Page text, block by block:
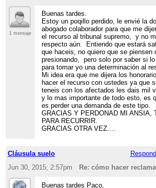
1 mensaje
Buenas tardes.
Estoy un poqillo perdido, le envié la
abogado colaborador para que me
el recurso al tribunal supremo, y no
respecto aún. Entiendo que estará
que haceis, no quiero que se piensen
presionando, pero solo por saber si
para tomar yo una determinación al
Mi idea era que me dijera los
hacer el recurso con ustedes ya que
teneis con los afectados les dais mil
y lo mas importante de todo esto, es
es perder una demanda de este tipo.
GRACIAS Y PERDONAD MI ANSIA,
PARA RECURRIR.
GRACIAS OTRA VEZ....
Cláusula suelo
Jun 30, 2015; 2:57pm
Re: cómo hacer
Buenas tardes Paco,